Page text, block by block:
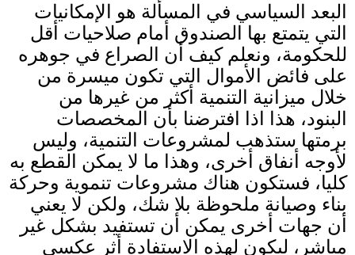
البعد السياسي في المسألة هو الإمكانيات
التي يتمتع بها الصندوق أمام صلاحيات أقل
للحكومة، ونعلم كيف أن الصراع في جوهره
على فائض الأموال التي تكون ميسرة من
خلال ميزانية التنمية أكثر من غيرها من
البنود، هذا اذا افترضنا بأن المخصصات
برمتها ستذهب لمشروعات التنمية، وليس
لأوجه أنفاق أخرى، وهذا ما لا يمكن القطع به
كليا، فستكون هناك مشروعات تنموية وحركة
بناء وصيانة ملحوظة بلا شك، ولكن لا يعني
أن جهات أخرى يمكن أن تستفيد بشكل غير
مباشر، ليكون لهذه الاستفادة أثر عكسي